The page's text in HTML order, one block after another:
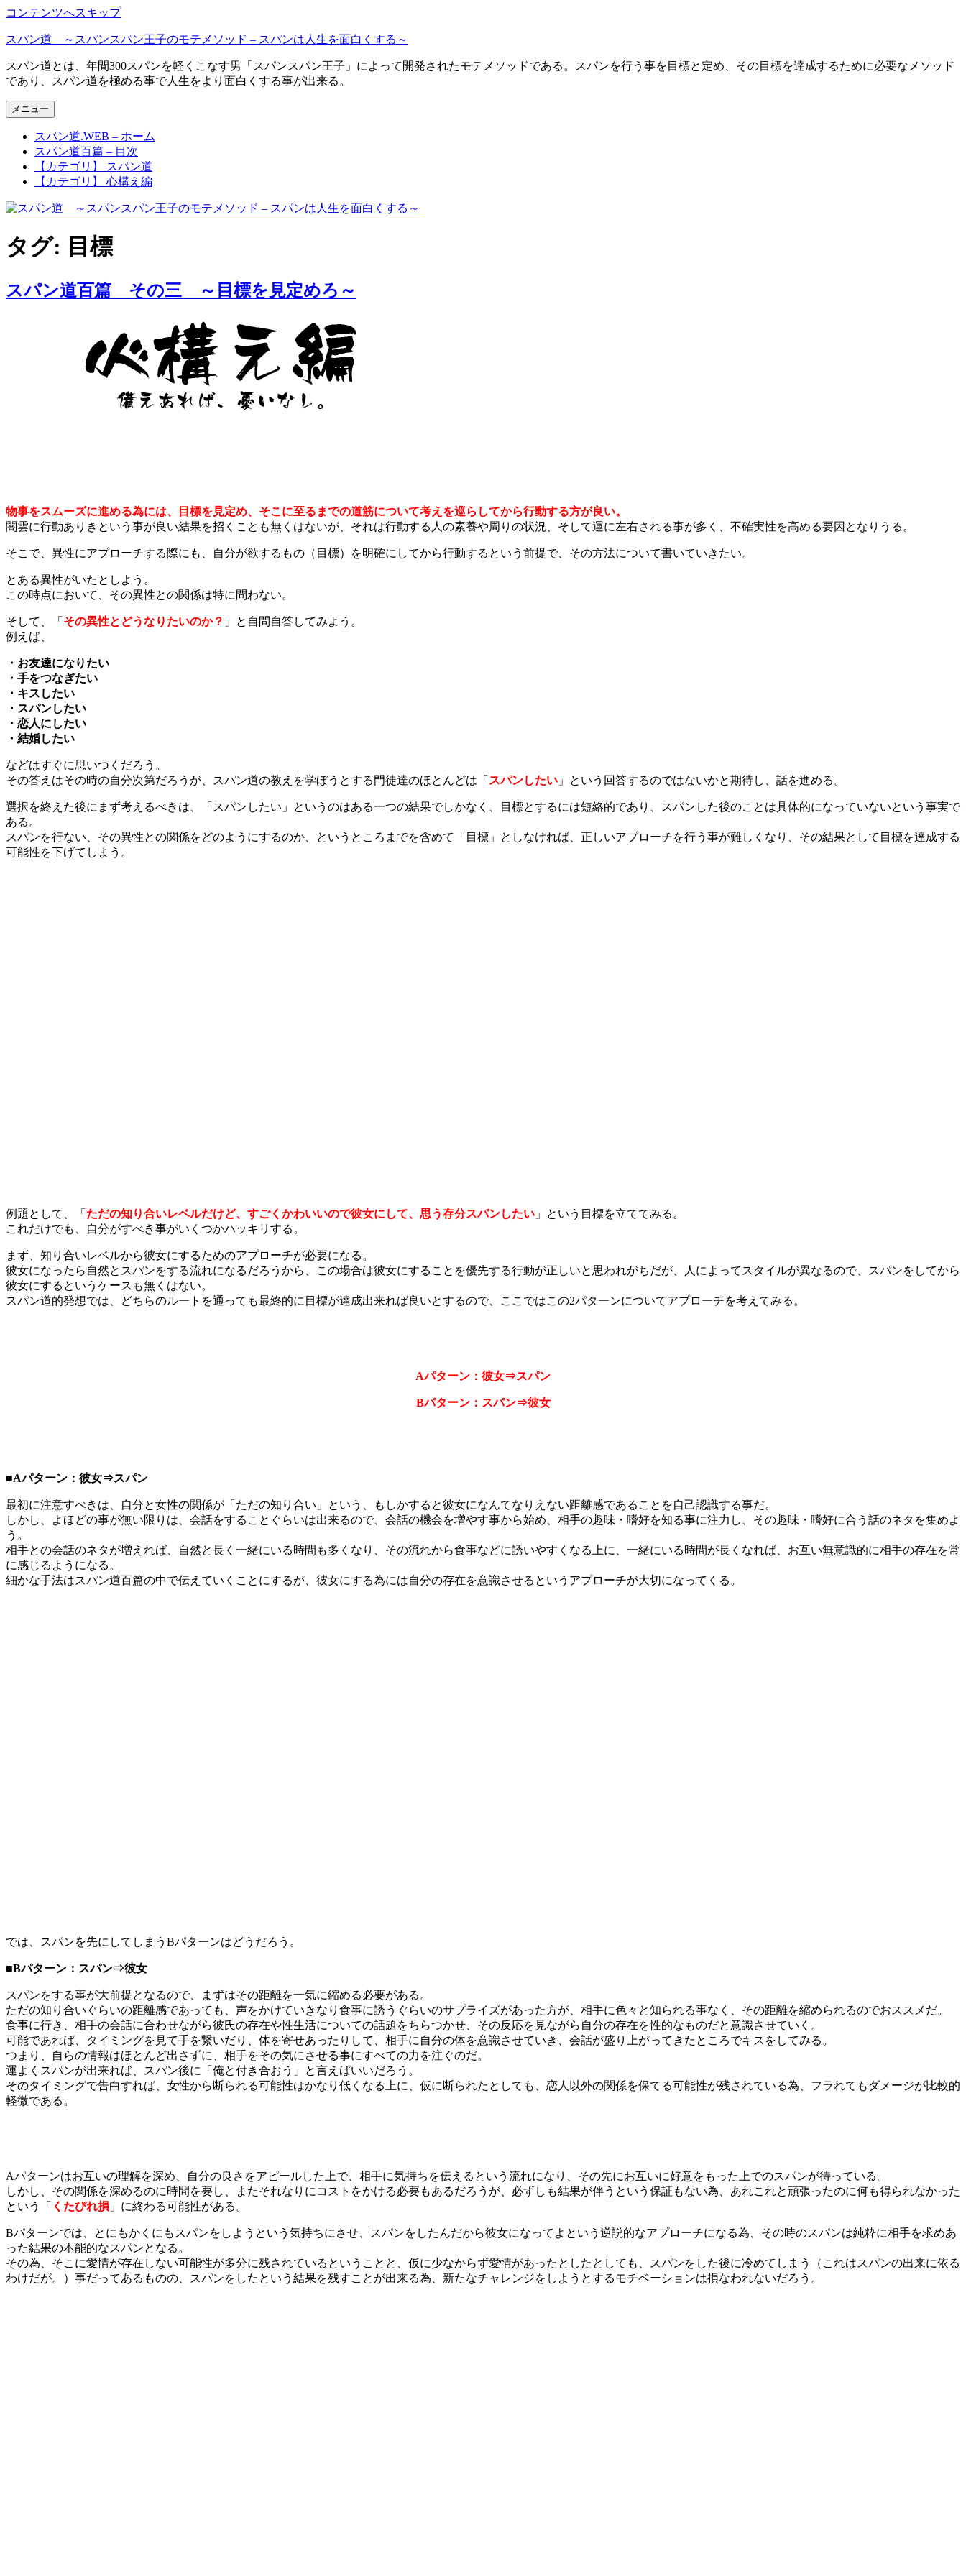
コンテンツへスキップ
スパン道 ～スパンスパン王子のモテメソッド – スパンは人生を面白くする～
スパン道とは、年間300スパンを軽くこなす男「スパンスパン王子」によって開発されたモテメソッドである。スパンを行う事を目標と定め、その目標を達成するために必要なメソッド
であり、スパン道を極める事で人生をより面白くする事が出来る。
メニュー
スパン道.WEB – ホーム
スパン道百篇 – 目次
【カテゴリ】 スパン道
【カテゴリ】 心構え編
タグ: 目標
スパン道百篇 その三 ～目標を見定めろ～
物事をスムーズに進める為には、目標を見定め、そこに至るまでの道筋について考えを巡らしてから行動する方が良い。
闇雲に行動ありきという事が良い結果を招くことも無くはないが、それは行動する人の素養や周りの状況、そして運に左右される事が多く、不確実性を高める要因となりうる。
そこで、異性にアプローチする際にも、自分が欲するもの（目標）を明確にしてから行動するという前提で、その方法について書いていきたい。
とある異性がいたとしよう。
この時点において、その異性との関係は特に問わない。
そして、「 その異性とどうなりたいのか？ 」と自問自答してみよう。
例えば、
・お友達になりたい
・手をつなぎたい
・キスしたい
・スパンしたい
・恋人にしたい
・結婚したい
などはすぐに思いつくだろう。
その答えはその時の自分次第だろうが、スパン道の教えを学ぼうとする門徒達のほとんどは「 スパンしたい 」という回答するのではないかと期待し、話を進める。
選択を終えた後にまず考えるべきは、「スパンしたい」というのはある一つの結果でしかなく、目標とするには短絡的であり、スパンした後のことは具体的になっていないという事実で
ある。
スパンを行ない、その異性との関係をどのようにするのか、というところまでを含めて「目標」としなければ、正しいアプローチを行う事が難しくなり、その結果として目標を達成する
可能性を下げてしまう。
例題として、「 ただの知り合いレベルだけど、すごくかわいいので彼女にして、思う存分スパンしたい 」という目標を立ててみる。
これだけでも、自分がすべき事がいくつかハッキリする。
まず、知り合いレベルから彼女にするためのアプローチが必要になる。
彼女になったら自然とスパンをする流れになるだろうから、この場合は彼女にすることを優先する行動が正しいと思われがちだが、人によってスタイルが異なるので、スパンをしてから
彼女にするというケースも無くはない。
スパン道的発想では、どちらのルートを通っても最終的に目標が達成出来れば良いとするので、ここではこの2パターンについてアプローチを考えてみる。
Aパターン：彼女⇒スパン
Bパターン：スパン⇒彼女
■Aパターン：彼女⇒スパン
最初に注意すべきは、自分と女性の関係が「ただの知り合い」という、もしかすると彼女になんてなりえない距離感であることを自己認識する事だ。
しかし、よほどの事が無い限りは、会話をすることぐらいは出来るので、会話の機会を増やす事から始め、相手の趣味・嗜好を知る事に注力し、その趣味・嗜好に合う話のネタを集めよ
う。
相手との会話のネタが増えれば、自然と長く一緒にいる時間も多くなり、その流れから食事などに誘いやすくなる上に、一緒にいる時間が長くなれば、お互い無意識的に相手の存在を常
に感じるようになる。
細かな手法はスパン道百篇の中で伝えていくことにするが、彼女にする為には自分の存在を意識させるというアプローチが大切になってくる。
では、スパンを先にしてしまうBパターンはどうだろう。
■Bパターン：スパン⇒彼女
スパンをする事が大前提となるので、まずはその距離を一気に縮める必要がある。
ただの知り合いぐらいの距離感であっても、声をかけていきなり食事に誘うぐらいのサプライズがあった方が、相手に色々と知られる事なく、その距離を縮められるのでおススメだ。
食事に行き、相手の会話に合わせながら彼氏の存在や性生活についての話題をちらつかせ、その反応を見ながら自分の存在を性的なものだと意識させていく。
可能であれば、タイミングを見て手を繋いだり、体を寄せあったりして、相手に自分の体を意識させていき、会話が盛り上がってきたところでキスをしてみる。
つまり、自らの情報はほとんど出さずに、相手をその気にさせる事にすべての力を注ぐのだ。
運よくスパンが出来れば、スパン後に「俺と付き合おう」と言えばいいだろう。
そのタイミングで告白すれば、女性から断られる可能性はかなり低くなる上に、仮に断られたとしても、恋人以外の関係を保てる可能性が残されている為、フラれてもダメージが比較的
軽微である。
Aパターンはお互いの理解を深め、自分の良さをアピールした上で、相手に気持ちを伝えるという流れになり、その先にお互いに好意をもった上でのスパンが待っている。
しかし、その関係を深めるのに時間を要し、またそれなりにコストをかける必要もあるだろうが、必ずしも結果が伴うという保証もない為、あれこれと頑張ったのに何も得られなかった
という「 くたびれ損 」に終わる可能性がある。
Bパターンでは、とにもかくにもスパンをしようという気持ちにさせ、スパンをしたんだから彼女になってよという逆説的なアプローチになる為、その時のスパンは純粋に相手を求めあ
った結果の本能的なスパンとなる。
その為、そこに愛情が存在しない可能性が多分に残されているということと、仮に少なからず愛情があったとしたとしても、スパンをした後に冷めてしまう（これはスパンの出来に依る
わけだが。）事だってあるものの、スパンをしたという結果を残すことが出来る為、新たなチャレンジをしようとするモチベーションは損なわれないだろう。